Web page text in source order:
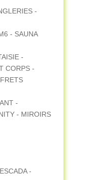
-
- SAUNA
-
CORPS -
-
- MIROIRS
-